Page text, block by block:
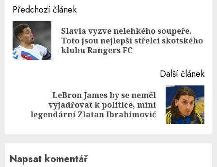
Continue
Reading
Předchozí článek
Slavia vyzve nelehkého soupeře.
Toto jsou nejlepší střelci skotského
klubu Rangers FC
Další článek
post:
LeBron James by se neměl
vyjadřovat k politice, míní
legendární Zlatan Ibrahimović
Napsat komentář